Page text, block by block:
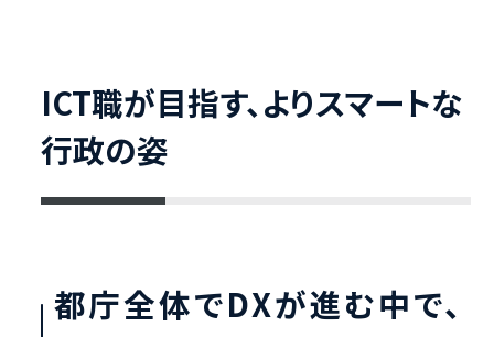
ICT職が目指す、よりスマートな
行政の姿
都庁全体でDXが進む中で、